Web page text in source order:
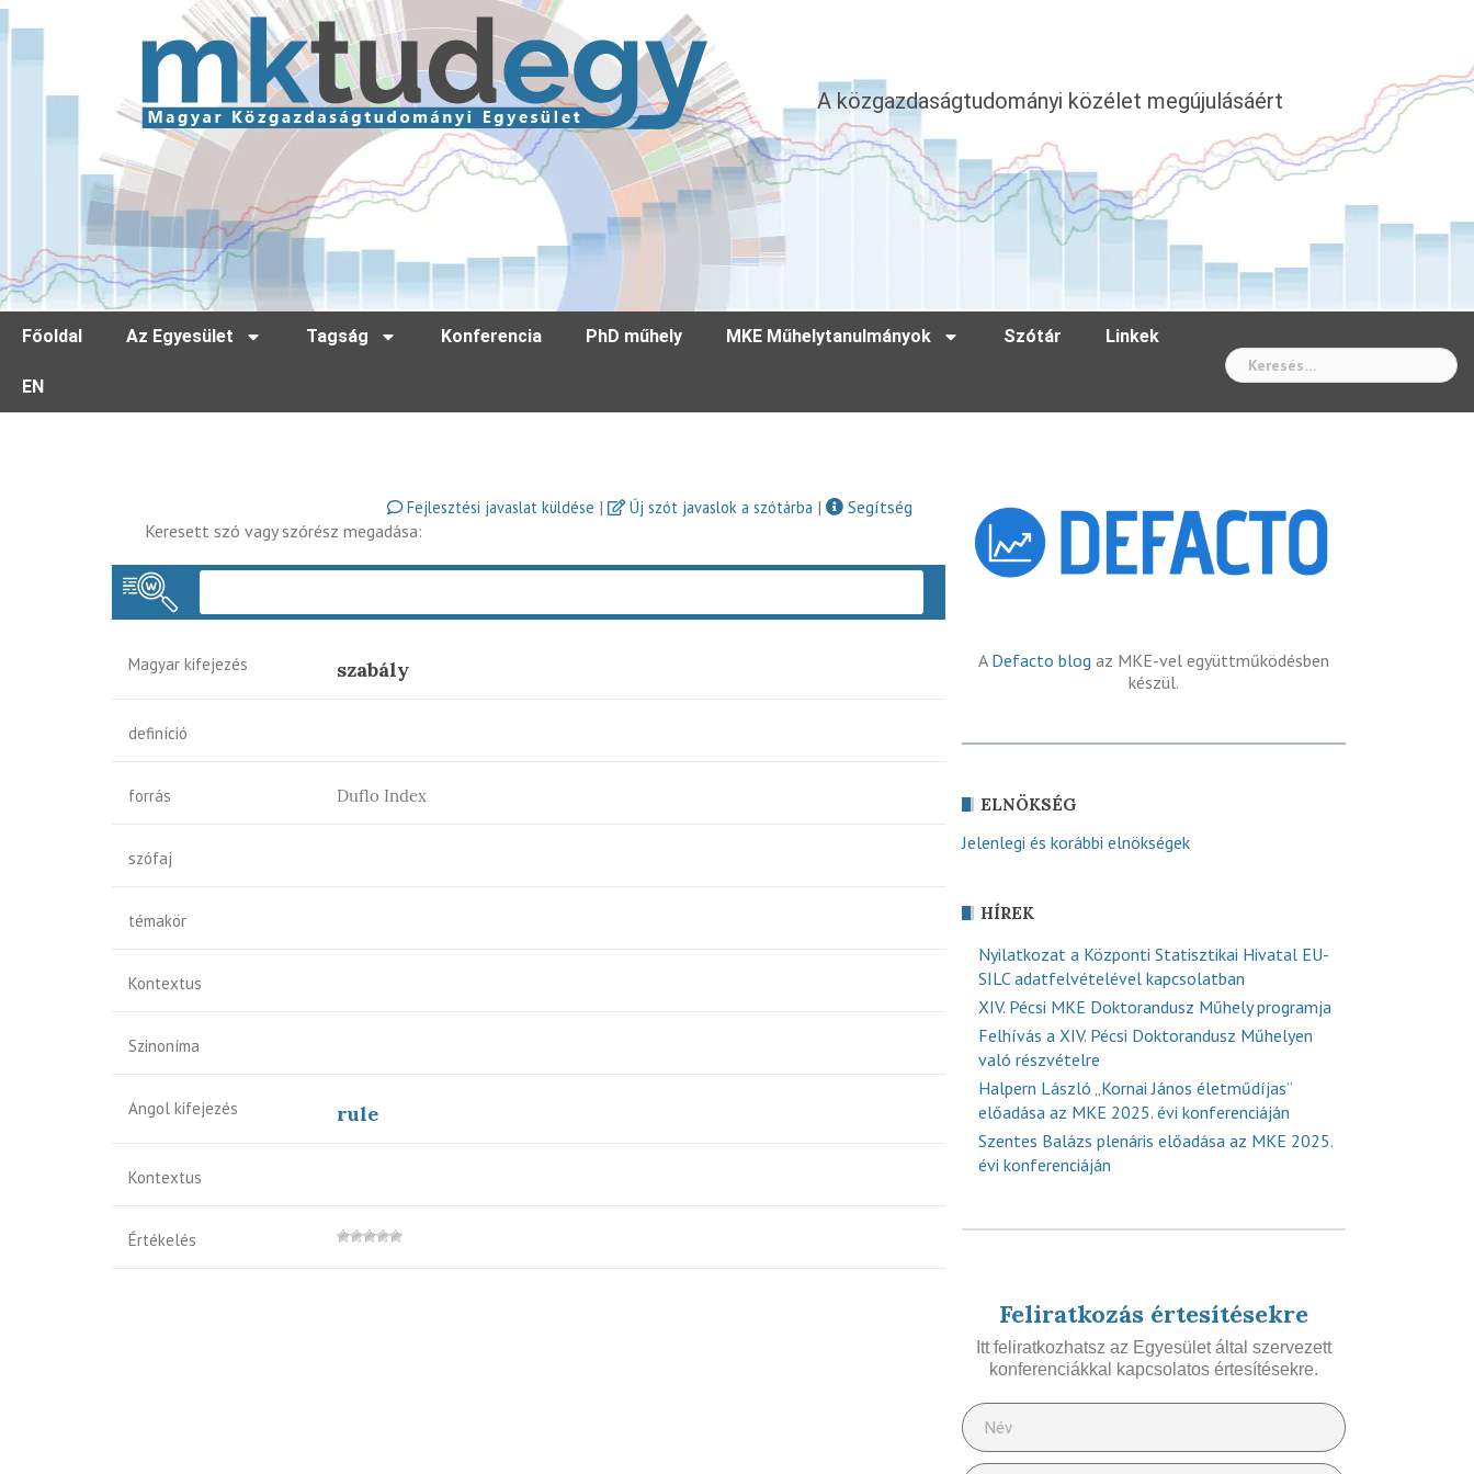
A közgazdaságtudományi közélet megújulásáért
Főoldal Az Egyesület Tagság Konferencia PhD műhely MKE Műhelytanulmányok Szótár Linkek
EN
Fejlesztési javaslat küldése | Új szót javaslok a szótárba |
Segítség
Keresett szó vagy szórész megadása:
Magyar kifejezés szabály
definíció
forrás Duflo Index
szófaj
témakör
Kontextus
Szinoníma
Angol kifejezés rule
Kontextus
Értékelés
A Defacto blog az MKE-vel együttműködésben
készül.
ELNÖKSÉG
Jelenlegi és korábbi elnökségek
HÍREK
Nyilatkozat a Központi Statisztikai Hivatal EU-
SILC adatfelvételével kapcsolatban
XIV. Pécsi MKE Doktorandusz Műhely programja
Felhívás a XIV. Pécsi Doktorandusz Műhelyen
való részvételre
Halpern László „Kornai János életműdíjas”
előadása az MKE 2025. évi konferenciáján
Szentes Balázs plenáris előadása az MKE 2025.
évi konferenciáján
Feliratkozás értesítésekre
Itt feliratkozhatsz az Egyesület által szervezett
konferenciákkal kapcsolatos értesítésekre.